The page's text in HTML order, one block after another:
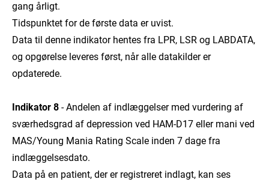
gang årligt.
Tidspunktet for de første data er uvist.
Data til denne indikator hentes fra LPR, LSR og LABDATA,
og opgørelse leveres først, når alle datakilder er
opdaterede.
Indikator 8 - Andelen af indlæggelser med vurdering af
sværhedsgrad af depression ved HAM-D17 eller mani ved
MAS/Young Mania Rating Scale inden 7 dage fra
indlæggelsesdato.
Data på en patient, der er registreret indlagt, kan ses